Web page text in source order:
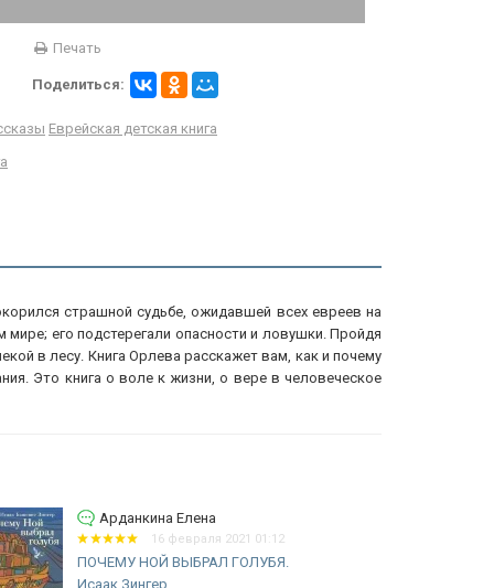
Печать
Поделиться:
Еврейская детская книга
страшной судьбе, ожидавшей всех евреев на
его подстерегали опасности и ловушки. Пройдя
в лесу. Книга Орлева расскажет вам, как и почему
Это книга о воле к жизни, о вере в человеческое
Гуч Любовь Дмитриевна
15 октября 2020 08:15
РАССКАЗЫ ДЛЯ ДЕТЕЙ. Исаак
Башевис Зингер